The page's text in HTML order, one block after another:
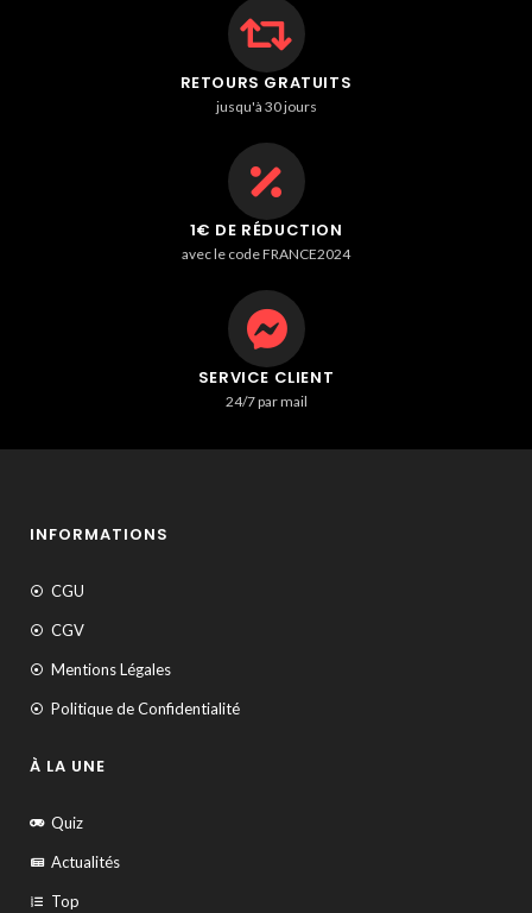
RETOURS GRATUITS
jusqu'à 30 jours
1€ DE RÉDUCTION
avec le code FRANCE2024
SERVICE CLIENT
24/7 par mail
INFORMATIONS
CGU
CGV
Mentions Légales
Politique de Confidentialité
À LA UNE
Quiz
Actualités
Top